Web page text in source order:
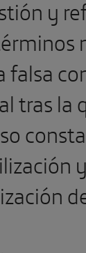
y
falsa
tras la
y